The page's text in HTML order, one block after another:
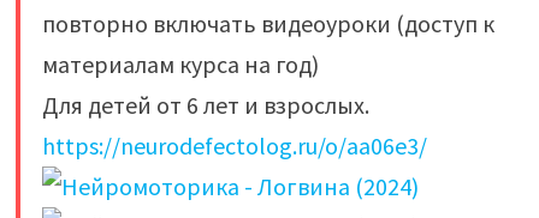
повторно включать видеоуроки (доступ к
материалам курса на год)
Для детей от 6 лет и взрослых.
https://neurodefectolog.ru/o/aa06e3/